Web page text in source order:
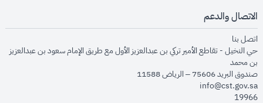
الاتصال والدعم
اتصل بنا
حي النخيل - تقاطع الأمير تركي بن عبدالعزيز الأول مع طريق الإمام سعود بن عبدالعزيز
بن محمد
صندوق البريد 75606 – الرياض 11588
info@cst.gov.sa
19966